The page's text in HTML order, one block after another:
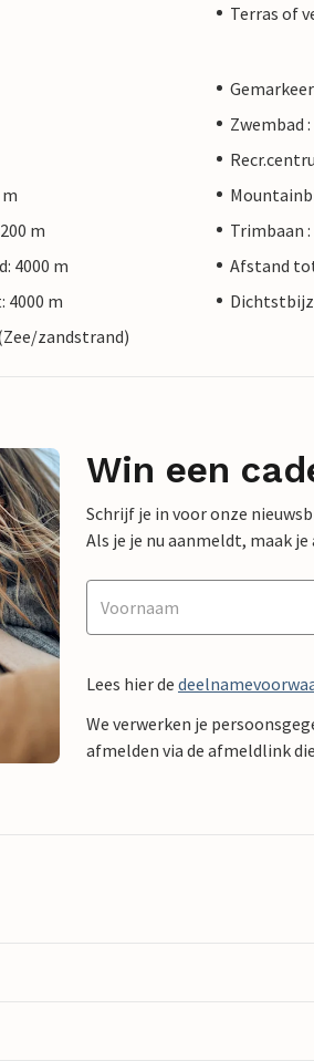
Terras of
Zwembad
m
Trimbaan :
4000 m
Afstand
m
zandstrand)
Win een
Schrijf je in voor onze
Als je je nu aanmeldt, maak
Lees hier de
We verwerken je
afmelden via de afmeldlink